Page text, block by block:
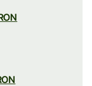
RON ל-CAD
RON ל-GBP